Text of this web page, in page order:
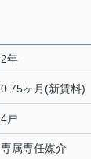
2年
0.75ヶ月(新賃料)
4戸
専属専任媒介